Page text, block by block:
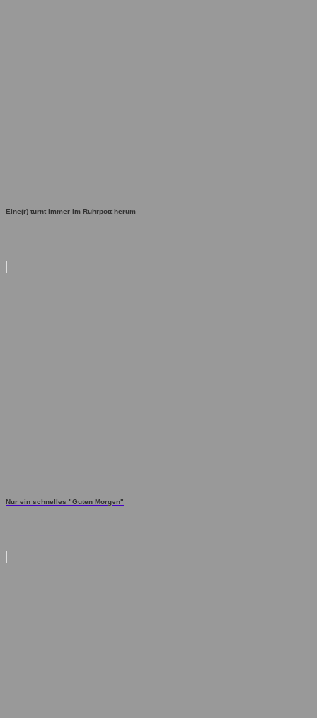
Eine(r) turnt immer im Ruhrpott herum
Nur ein schnelles "Guten Morgen"